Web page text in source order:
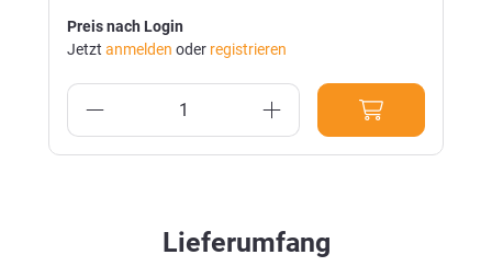
Preis nach Login
Jetzt anmelden oder registrieren
Lieferumfang